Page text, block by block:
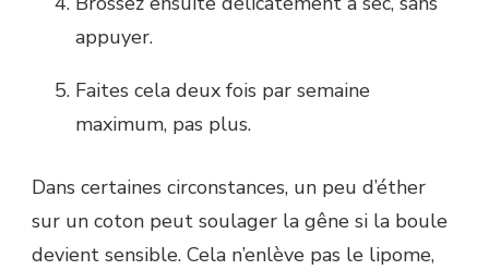
appuyer.
Faites cela deux fois par semaine
maximum, pas plus.
Dans certaines circonstances, un peu d’éther
sur un coton peut soulager la gêne si la boule
devient sensible. Cela n’enlève pas le lipome,